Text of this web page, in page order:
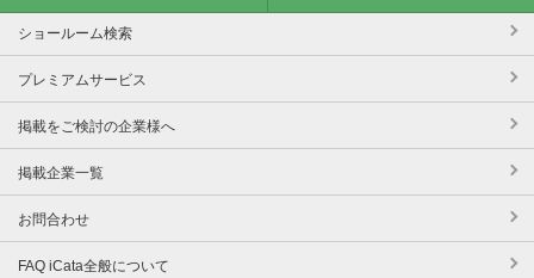
ショールーム検索
プレミアムサービス
掲載をご検討の企業様へ
掲載企業一覧
お問合わせ
FAQ iCata全般について